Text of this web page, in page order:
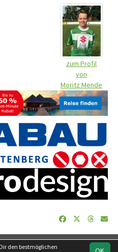
zum Profil
von
Moritz Mende
den bestmöglichen